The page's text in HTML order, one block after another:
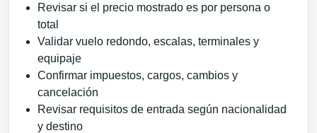
Revisar si el precio mostrado es por persona o
total
Validar vuelo redondo, escalas, terminales y
equipaje
Confirmar impuestos, cargos, cambios y
cancelación
Revisar requisitos de entrada según nacionalidad
y destino